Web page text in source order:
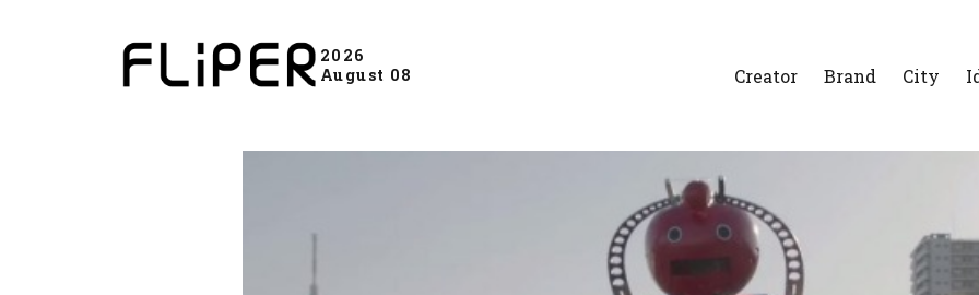
2026
August 08
Creator Brand City